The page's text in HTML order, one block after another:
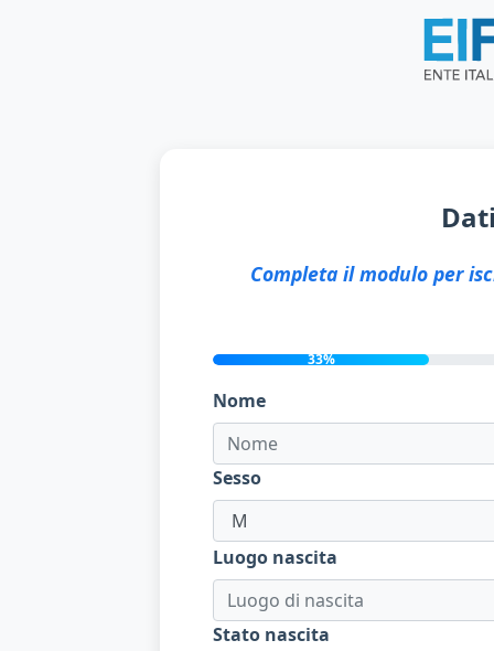
Completa il modulo per
33%
Nome
Sesso
Luogo nascita
Stato nascita